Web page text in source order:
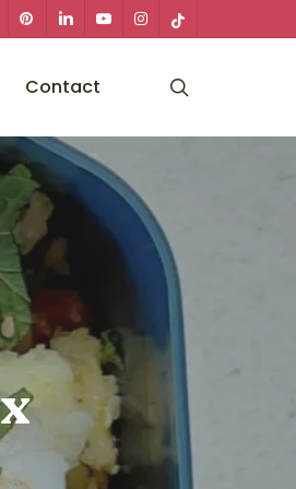
pinterestlinkedinyoutubeinstagram
tiktok
Contact